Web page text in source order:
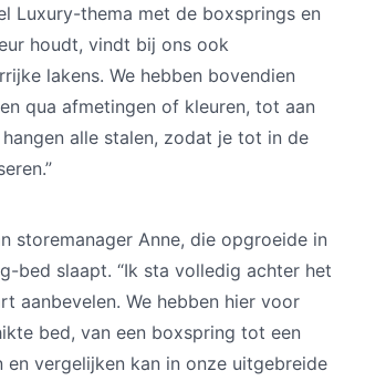
Luxury-thema met de boxsprings en
houdt, vindt bij ons ook
lakens. We hebben bovendien
qua afmetingen of kleuren, tot aan
alle stalen, zodat je tot in de
storemanager Anne, die opgroeide in
bed slaapt. “Ik sta volledig achter het
aanbevelen. We hebben hier voor
bed, van een boxspring tot een
vergelijken kan in onze uitgebreide